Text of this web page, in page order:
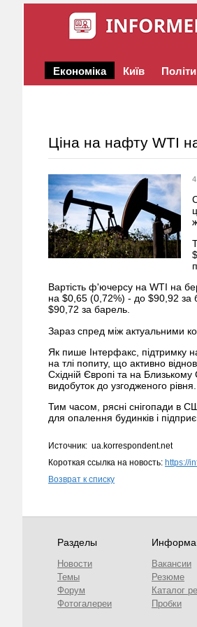
Економіка Київ
Ціна на нафту WTI
Вартість ф'ючерсу на WTI на
на $0,65 (0,72%) - до $90,92 за
$90,72 за барель.
Зараз спред між актуальними
Як пише Інтерфакс, підтримку
на тлі попиту, що активно
Східній Європі та на
видобуток до узгодженого рівня.
Тим часом, рясні снігопади в
для опалення будинків і
Источник: ua.korrespondent.net
Короткая ссылка на новость: https://
Возврат к списку
Разделы
Новости
Темы
Форум
Фотогалереи
Вакансии
Резюме
Каталог
Пробки